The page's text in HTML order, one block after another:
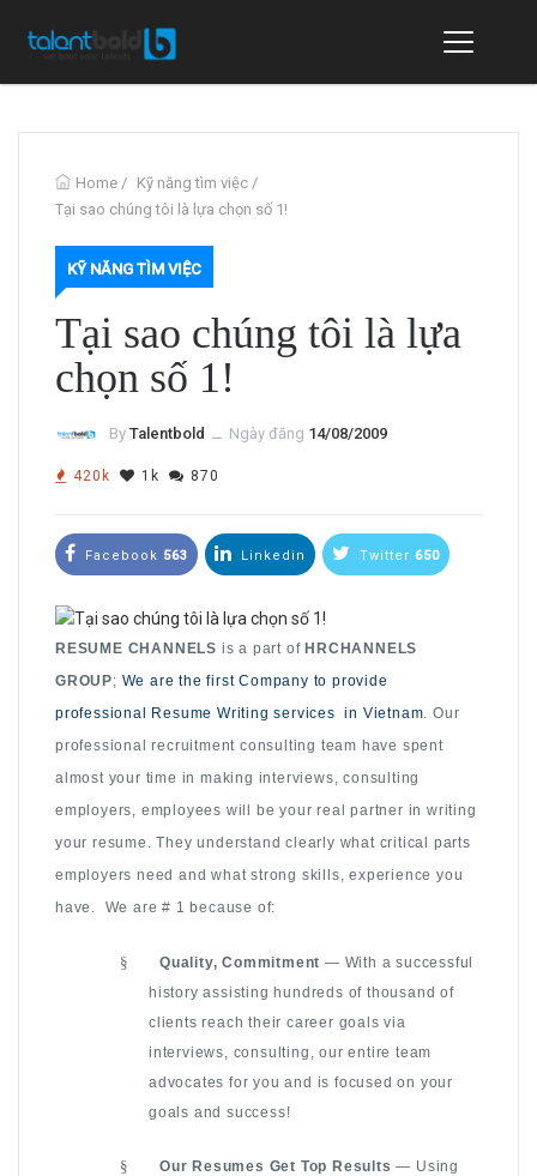
Home / Kỹ năng tìm việc /
Tại sao chúng tôi là lựa chọn số 1!
KỸ NĂNG TÌM VIỆC
Tại sao chúng tôi là lựa
chọn số 1!
By Talentbold ــ Ngày đăng 14/08/2009
420k 1k 870
Facebook 563 Linkedin Twitter 650
RESUME CHANNELS is a part of HRCHANNELS
GROUP; We are the first Company to provide
professional Resume Writing services in Vietnam. Our
professional recruitment consulting team have spent
almost your time in making interviews, consulting
employers, employees will be your real partner in writing
your resume. They understand clearly what critical parts
employers need and what strong skills, experience you
have.
We are # 1 because of:
§ Quality, Commitment — With a successful
history assisting hundreds of thousand of
clients reach their career goals via
interviews, consulting, our entire team
advocates for you and is focused on your
goals and success!
§ Our Resumes Get Top Results — Using